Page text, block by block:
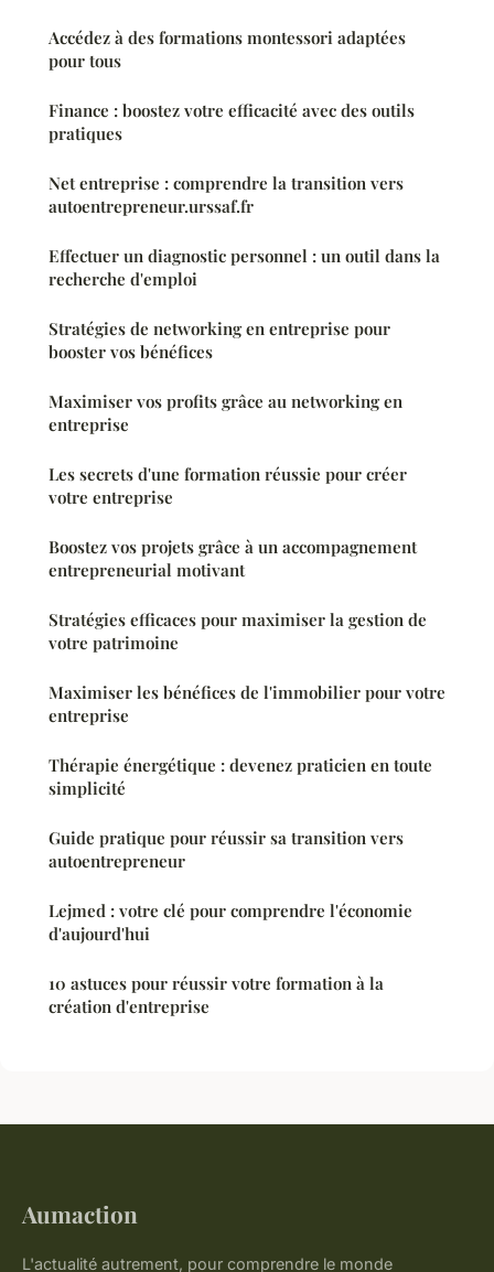
Accédez à des formations montessori adaptées
pour tous
Finance : boostez votre efficacité avec des outils
pratiques
Net entreprise : comprendre la transition vers
autoentrepreneur.urssaf.fr
Effectuer un diagnostic personnel : un outil dans la
recherche d'emploi
Stratégies de networking en entreprise pour
booster vos bénéfices
Maximiser vos profits grâce au networking en
entreprise
Les secrets d'une formation réussie pour créer
votre entreprise
Boostez vos projets grâce à un accompagnement
entrepreneurial motivant
Stratégies efficaces pour maximiser la gestion de
votre patrimoine
Maximiser les bénéfices de l'immobilier pour votre
entreprise
Thérapie énergétique : devenez praticien en toute
simplicité
Guide pratique pour réussir sa transition vers
autoentrepreneur
Lejmed : votre clé pour comprendre l'économie
d'aujourd'hui
10 astuces pour réussir votre formation à la
création d'entreprise
Aumaction
L'actualité autrement, pour comprendre le monde